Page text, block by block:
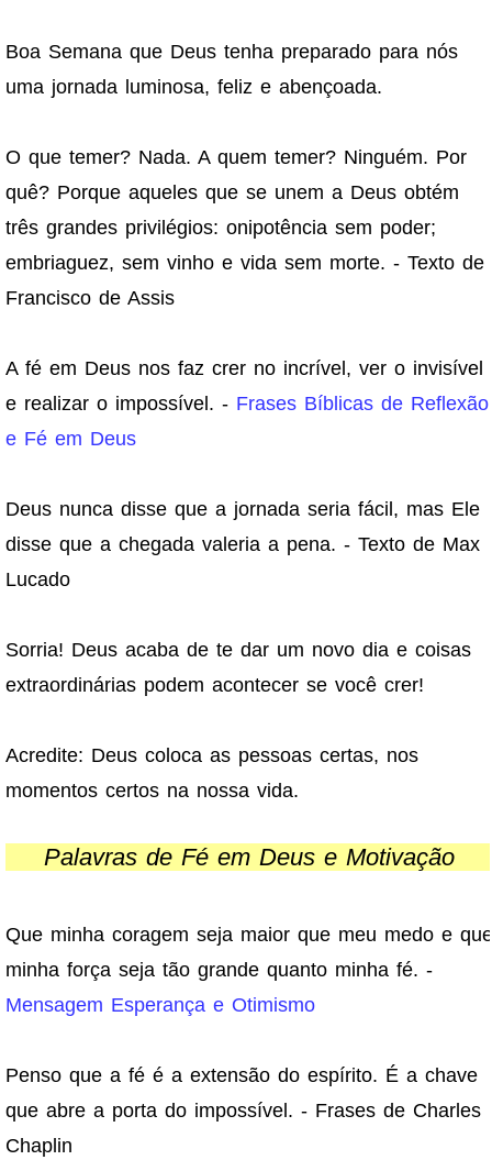
Boa Semana que Deus tenha preparado para nós
uma jornada luminosa, feliz e abençoada.
O que temer? Nada. A quem temer? Ninguém. Por
quê? Porque aqueles que se unem a Deus obtém
três grandes privilégios: onipotência sem poder;
embriaguez, sem vinho e vida sem morte. - Texto de
Francisco de Assis
A fé em Deus nos faz crer no incrível, ver o invisível
e realizar o impossível. - Frases Bíblicas de Reflexão
e Fé em Deus
Deus nunca disse que a jornada seria fácil, mas Ele
disse que a chegada valeria a pena. - Texto de Max
Lucado
Sorria! Deus acaba de te dar um novo dia e coisas
extraordinárias podem acontecer se você crer!
Acredite: Deus coloca as pessoas certas, nos
momentos certos na nossa vida.
Palavras de Fé em Deus e Motivação
Que minha coragem seja maior que meu medo e que
minha força seja tão grande quanto minha fé. -
Mensagem Esperança e Otimismo
Penso que a fé é a extensão do espírito. É a chave
que abre a porta do impossível. - Frases de Charles
Chaplin